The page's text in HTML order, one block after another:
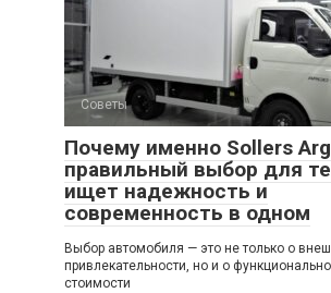
Советы
Почему именно Sollers
правильный выбор для
ищет надежность и
современность в одном
Выбор автомобиля — это не только о
привлекательности, но и о
стоимости